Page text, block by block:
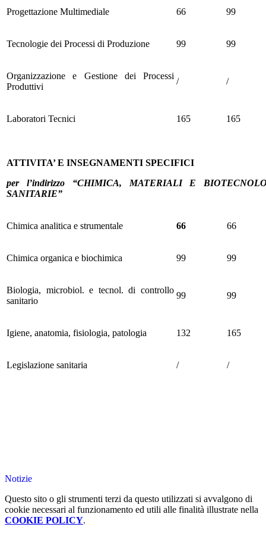
Progettazione Multimediale 66 99
Tecnologie dei Processi di Produzione 99 99
Organizzazione e Gestione dei Processi
Produttivi
/ /
Laboratori Tecnici 165 165
ATTIVITA’ E INSEGNAMENTI SPECIFICI
per l’indirizzo “CHIMICA, MATERIALI E
SANITARIE”
Chimica analitica e strumentale 66 66
Chimica organica e biochimica 99 99
Biologia, microbiol. e tecnol. di controllo
sanitario
99 99
Igiene, anatomia, fisiologia, patologia 132 165
Legislazione sanitaria / /
Notizie
Questo sito o gli strumenti terzi da questo utilizzati si avvalgono di
cookie necessari al funzionamento ed utili alle finalità illustrate nella
COOKIE POLICY.